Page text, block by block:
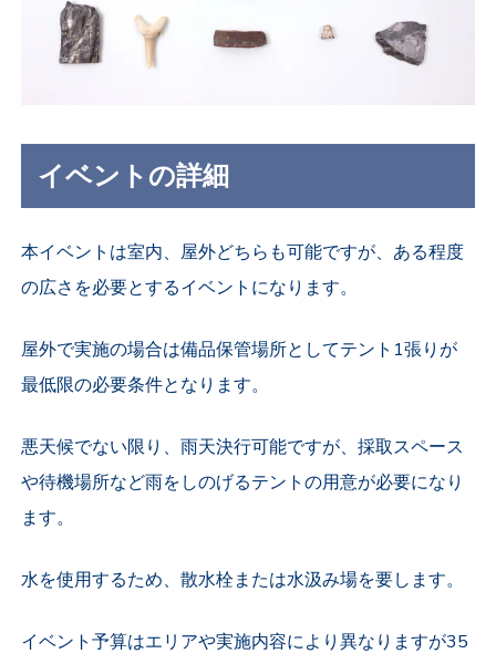
イベントの詳細
本イベントは室内、屋外どちらも可能ですが、ある程度
の広さを必要とするイベントになります。
屋外で実施の場合は備品保管場所としてテント1張りが
最低限の必要条件となります。
悪天候でない限り、雨天決行可能ですが、採取スペース
や待機場所など雨をしのげるテントの用意が必要になり
ます。
水を使用するため、散水栓または水汲み場を要します。
イベント予算はエリアや実施内容により異なりますが35